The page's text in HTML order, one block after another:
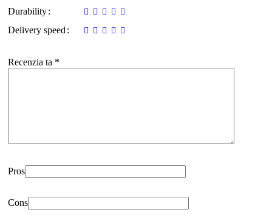
Durability
Delivery speed
Recenzia ta *
Pros
Cons